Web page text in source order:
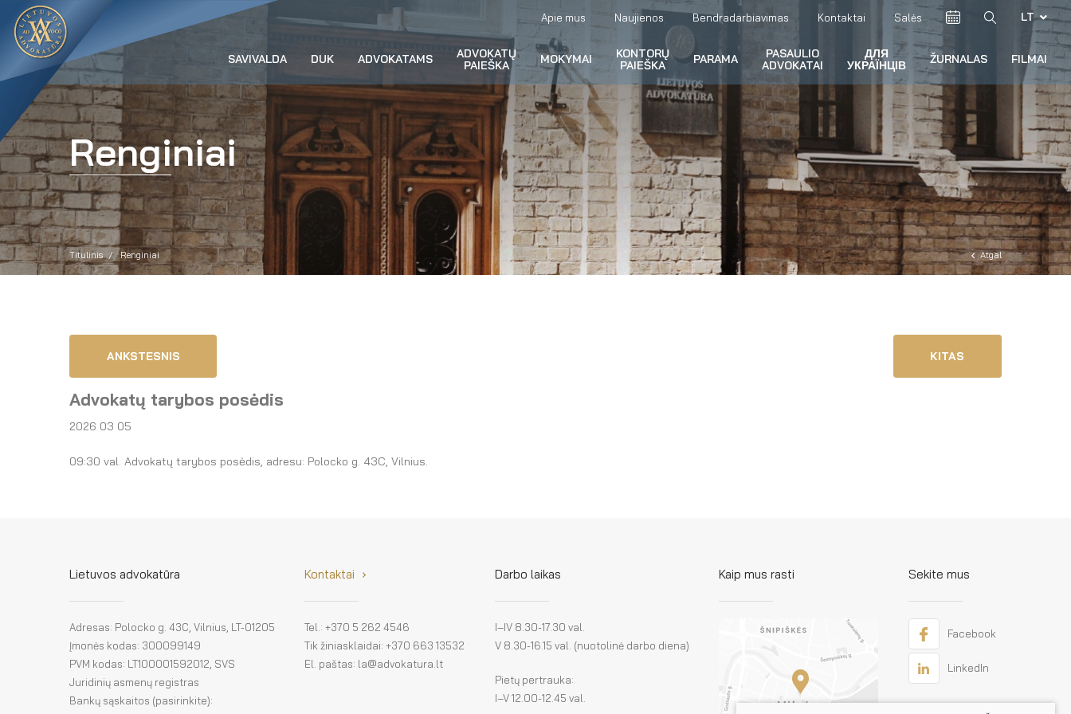
Apie mus Naujienos Bendradarbiavimas Kontaktai Salės LT
SAVIVALDA DUK ADVOKATAMS
ADVOKATŲ
PAIEŠKA
MOKYMAI
KONTORŲ
PAIEŠKA
PARAMA
PASAULIO
ADVOKATAI
ДЛЯ
УКРАЇНЦІВ
ŽURNALAS FILMAI
Renginiai
Titulinis Renginiai Atgal
ANKSTESNIS KITAS
Advokatų tarybos posėdis
2026 03 05
09:30 val. Advokatų tarybos posėdis, adresu: Polocko g. 43C, Vilnius.
Lietuvos advokatūra
Adresas: Polocko g. 43C, Vilnius, LT-01205
Įmonės kodas: 300099149
PVM kodas: LT100001592012, SVS
Juridinių asmenų registras
Bankų sąskaitos (pasirinkite):
Kontaktai
Tel.: +370 5 262 4546
Tik žiniasklaidai: +370 663 13532
El. paštas: la@advokatura.lt
Darbo laikas
I–IV 8.30-17.30 val.
V 8.30-16.15 val. (nuotolinė darbo diena)
Pietų pertrauka:
I–V 12.00-12.45 val.
Kaip mus rasti Sekite mus
Facebook
LinkedIn